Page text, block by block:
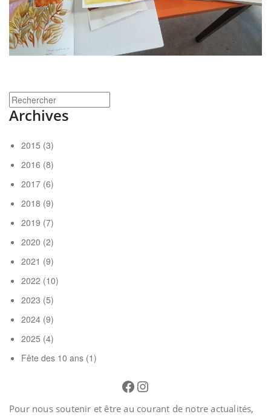
Archives
2015 (3)
2016 (8)
2017 (6)
2018 (9)
2019 (7)
2020 (2)
2021 (9)
2022 (10)
2023 (5)
2024 (9)
2025 (4)
Fête des 10 ans (1)
Facebook
Instagram
Pour nous soutenir et être au courant de notre actualités,